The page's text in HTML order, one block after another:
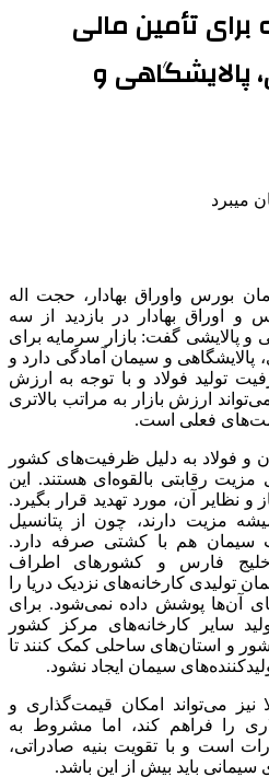
برای تأمین مالی
و
بورس واوراق بهادار، حجت اله
اوراق بهادار در بازدید از سه
پالایشی گفت: بازار سرمایه برای
و سیمان آمادگی دارد و
تولید فولاد و با توجه به ارزش
ارزش بازار به مراتب بالاتری
فعلی است.
و فولاد به دلیل ظرفیت‌های کشور
رقابتی بالقوه‌ای هستند. این
و نظایر آن، مورد تهدید قرار بگیرد.
مزیت دارند، چون از پتانسیل
سیمان هم با کشتی صرفه دارد.
فارس و کشورهای اطراف
تولیدی کارخانه‌های نزدیک دریا را
آن‌ها پوشش داده نمی‌شود. برای
سایر کارخانه‌های مرکز کشور
و استان‌های ساحلی کمک کنند تا
سیمان ایجاد نشود.
می‌تواند امکان قیمت‌گذاری و
را فراهم کند، اما مشروط به
است و با تقویت بنیه صادراتی،
باید بیش از این باشد.